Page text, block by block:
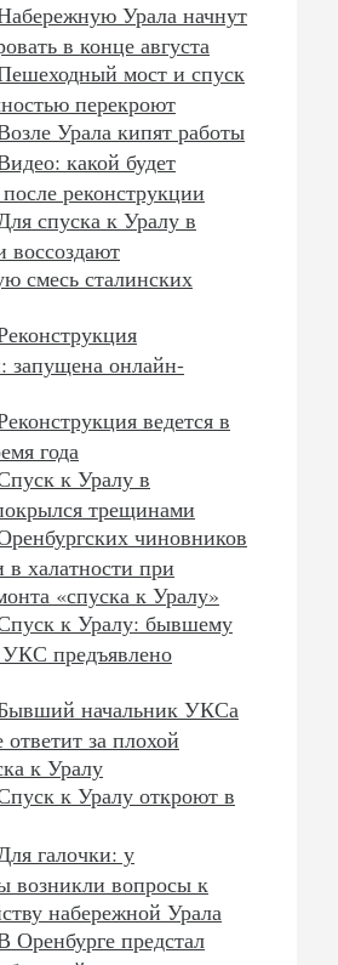
Урала начнут
в конце августа
мост и спуск
перекроют
Урала кипят работы
какой будет
реконструкции
Для спуска к Уралу в
воссоздают
смесь сталинских
запущена онлайн-
ведется в
года
к Уралу в
трещинами
чиновников
в халатности при
«спуска к Уралу»
к Уралу: бывшему
УКС предъявлено
начальник УКСа
за плохой
к Уралу
к Уралу откроют в
Для галочки: у
возникли вопросы к
набережной Урала
Оренбурге предстал